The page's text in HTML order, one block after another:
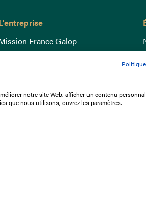
France Galop
les courses
Docuthèque
notre site Web, afficher un contenu
que nous utilisons, ouvrez les paramètres.